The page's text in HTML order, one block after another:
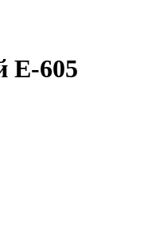
E-605